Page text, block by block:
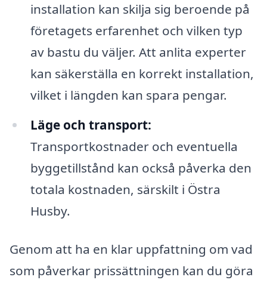
installation kan skilja sig beroende på
företagets erfarenhet och vilken typ
av bastu du väljer. Att anlita experter
kan säkerställa en korrekt installation,
vilket i längden kan spara pengar.
Läge och transport:
Transportkostnader och eventuella
byggetillstånd kan också påverka den
totala kostnaden, särskilt i Östra
Husby.
Genom att ha en klar uppfattning om vad
som påverkar prissättningen kan du göra